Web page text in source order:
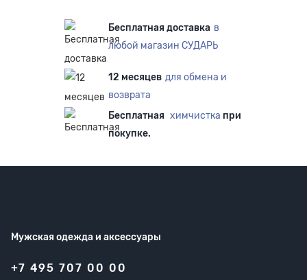
Бесплатная доставка в
любой магазин СУДАРЬ
12 месяцев для обмена и
возврата
Бесплатная химчистка при
покупке.
Мужская одежда и аксессуары
+7 495 707 00 00